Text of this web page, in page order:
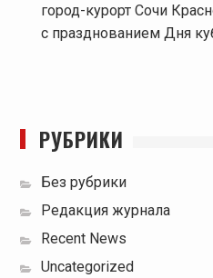
город-курорт Сочи
с празднованием Дня
РУБРИКИ
Без рубрики
Редакция журнала
Recent News
Uncategorized